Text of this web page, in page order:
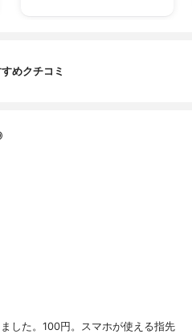
めクチコミ
した。100円。スマホが使える指先